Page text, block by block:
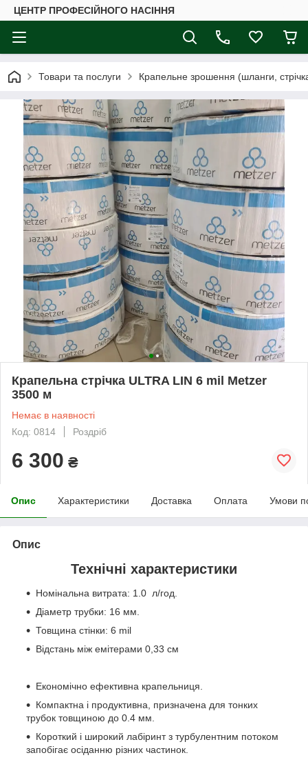
ЦЕНТР ПРОФЕСІЙНОГО НАСІННЯ
Товари та послуги Крапельне зрошення (шланги,
Крапельна стрічка ULTRA LIN 6 mil Metzer
3500 м
Немає в наявності
Код: 0814
Роздріб
6 300 ₴
Опис Характеристики Доставка Оплата Умови
Опис
Технічні характеристики
Номінальна витрата: 1.0 л/год.
Діаметр трубки: 16 мм.
Товщина стінки: 6 mil
Відстань між емітерами 0,33 см
Економічно ефективна крапельниця.
Компактна і продуктивна, призначена для тонких
трубок товщиною до 0.4 мм.
Короткий і широкий лабіринт з турбулентним потоком
запобігає осіданню різних частинок.